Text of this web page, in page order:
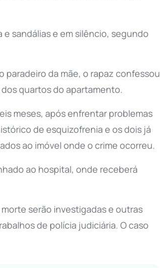
sandálias e em silêncio, segundo
paradeiro da mãe, o rapaz confessou
quartos do apartamento.
meses, após enfrentar problemas
de esquizofrenia e os dois já
ao imóvel onde o crime ocorreu.
ao hospital, onde receberá
serão investigadas e outras
de polícia judiciária. O caso